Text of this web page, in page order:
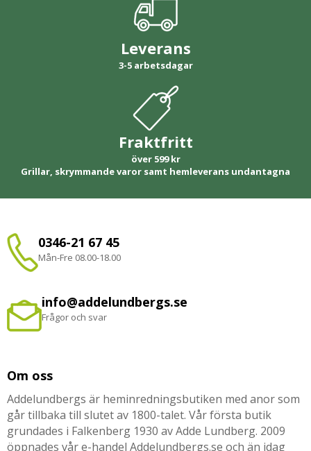
Leverans
3-5 arbetsdagar
Fraktfritt
över 599 kr
Grillar, skrymmande varor samt hemleverans undantagna
0346-21 67 45
Mån-Fre 08.00-18.00
info@addelundbergs.se
Frågor och svar
Om oss
Addelundbergs är heminredningsbutiken med anor som
går tillbaka till slutet av 1800-talet. Vår första butik
grundades i Falkenberg 1930 av Adde Lundberg. 2009
öppnades vår e-handel Addelundbergs.se och än idag